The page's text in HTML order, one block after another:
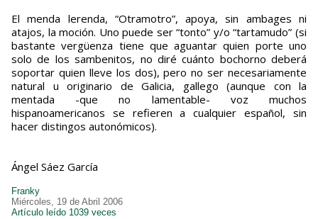
El menda lerenda, “Otramotro”, apoya, sin ambages ni
atajos, la moción. Uno puede ser “tonto” y/o “tartamudo” (si
bastante vergüenza tiene que aguantar quien porte uno
solo de los sambenitos, no diré cuánto bochorno deberá
soportar quien lleve los dos), pero no ser necesariamente
natural u originario de Galicia, gallego (aunque con la
mentada -que no lamentable- voz muchos
hispanoamericanos se refieren a cualquier español, sin
hacer distingos autonómicos).
Ángel Sáez García
Franky
Miércoles, 19 de Abril 2006
Artículo leído 1039 veces